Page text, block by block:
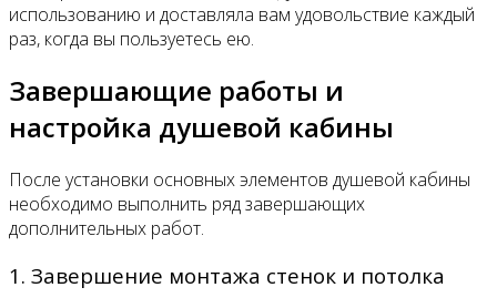
использованию и доставляла вам удовольствие каждый
раз, когда вы пользуетесь ею.
Завершающие работы и
настройка душевой кабины
После установки основных элементов душевой кабины
необходимо выполнить ряд завершающих
дополнительных работ.
1. Завершение монтажа стенок и потолка